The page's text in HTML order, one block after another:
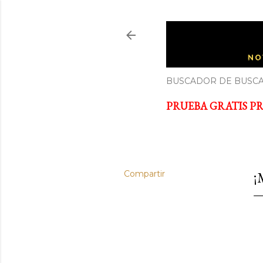
Noticias y cursos GRATIS
BUSCADOR DE
PRUEBA GRATIS
Compartir